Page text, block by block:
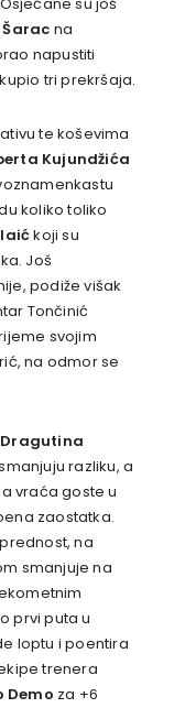
su još
na
napustiti
tri prekršaja.
te koševima
Kujundžića
koliko toliko
koji su
Još
podiže višak
Tončinić
svojim
na odmor se
Dragutina
razliku, a
vraća goste u
zaostatka.
na
smanjuje na
prvi puta u
loptu i poentira
trenera
Demo za +6